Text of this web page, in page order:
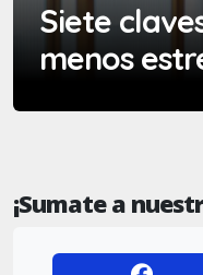
Siete
menos
¡Sumate a